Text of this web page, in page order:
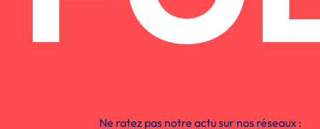
Ne ratez pas notre actu sur nos réseaux :